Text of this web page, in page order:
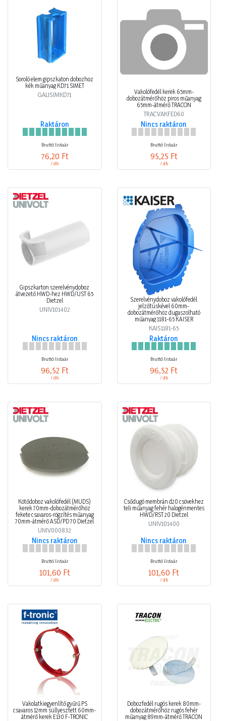
Soroló elem gipszkaton dobozhoz
kék műanyag KD71 SIMET
GALISIMKD71
Raktáron
Bruttó listaár
76,20 Ft
/ db
Vakolófedél kerek 65mm-
dobozátmérőhöz piros műanyag
65mm-átmérő TRACON
TRACVAKFED60
Nincs raktáron
Bruttó listaár
95,25 Ft
/ db
Gipszkarton szerelvénydoboz
átvezető HWD-hez HWD/ÜST 65
Dietzel
UNIV101402
Nincs raktáron
Bruttó listaár
96,52 Ft
/ db
Szerelvénydoboz vakolófedél
jelzőtüskével 60mm-
dobozátmérőhöz dugaszolható
műanyag 1181-65 KAISER
KAIS1181-65
Raktáron
Bruttó listaár
96,52 Ft
/ db
Kötődoboz vakolófedél (MÜDS)
kerek 70mm-dobozátmérőhöz
fekete csavaros-rögzítés műanyag
70mm-átmérő ASD/PD 70 Dietzel
UNIV000832
Nincs raktáron
Bruttó listaár
101,60 Ft
/ db
Csődugó membrán d20 csövekhez
teli műanyag fehér halogénmentes
HWD/RST 20 Dietzel
UNIV101400
Nincs raktáron
Bruttó listaár
101,60 Ft
/ db
Vakolatkiegyenlítő gyűrű PS
csavaros 12mm süllyesztett 60mm-
átmérő kerek E130 F-TRONIC
Dobozfedél rugós kerek 80mm-
dobozátmérőhöz rugós fehér
műanyag 89mm-átmérő TRACON